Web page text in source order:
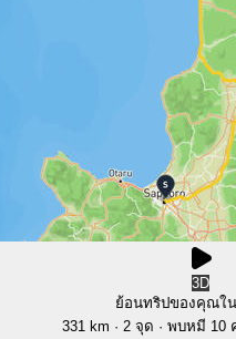
3D
ย้อนทริปของคุณใ
331 km · 2 จุด · พบหมี 10